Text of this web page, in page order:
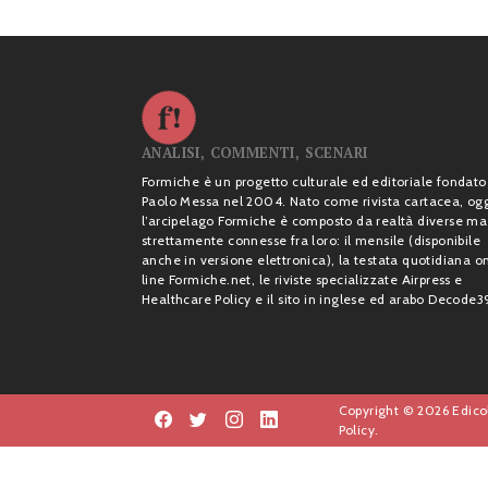
ANALISI, COMMENTI, SCENARI
Formiche è un progetto culturale ed editoriale fondato
Paolo Messa nel 2004. Nato come rivista cartacea,
l’arcipelago Formiche è composto da realtà diverse ma
strettamente connesse fra loro: il mensile (disponibile
anche in versione elettronica), la testata quotidiana
line Formiche.net, le riviste specializzate Airpress e
Healthcare Policy e il sito in inglese ed arabo
Copyright © 2026
Policy.